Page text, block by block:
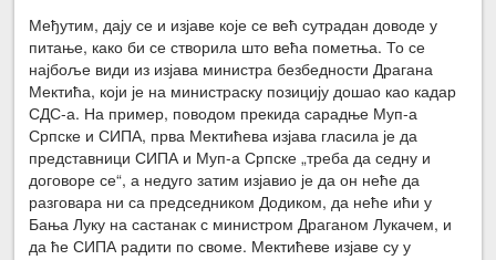
Међутим, дају се и изјаве које се већ сутрадан доводе у
питање, како би се створила што већа пометња. То се
најбоље види из изјава министра безбедности Драгана
Мектића, који је на министраску позицију дошао као кадар
СДС-а. На пример, поводом прекида сарадње Муп-а
Српске и СИПА, прва Мектићева изјава гласила је да
представници СИПА и Муп-а Српске „треба да седну и
договоре се“, а недуго затим изјавио је да он неће да
разговара ни са председником Додиком, да неће ићи у
Бања Луку на састанак с министром Драганом Лукачем, и
да ће СИПА радити по своме. Мектићеве изјаве су у